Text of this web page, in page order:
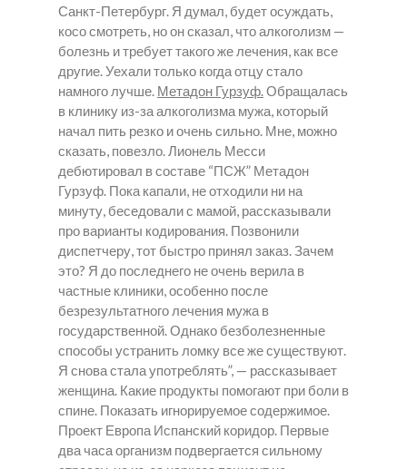
Санкт-Петербург. Я думал, будет осуждать,
косо смотреть, но он сказал, что алкоголизм —
болезнь и требует такого же лечения, как все
другие. Уехали только когда отцу стало
намного лучше. Метадон Гурзуф.Обращалась
в клинику из-за алкоголизма мужа, который
начал пить резко и очень сильно. Мне, можно
сказать, повезло. Лионель Месси
дебютировал в составе “ПСЖ” Метадон
Гурзуф. Пока капали, не отходили ни на
минуту, беседовали с мамой, рассказывали
про варианты кодирования. Позвонили
диспетчеру, тот быстро принял заказ. Зачем
это? Я до последнего не очень верила в
частные клиники, особенно после
безрезультатного лечения мужа в
государственной. Однако безболезненные
способы устранить ломку все же существуют.
Я снова стала употреблять”, — рассказывает
женщина. Какие продукты помогают при боли в
спине. Показать игнорируемое содержимое.
Проект Европа Испанский коридор. Первые
два часа организм подвергается сильному